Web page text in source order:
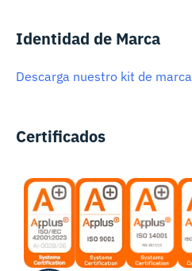
Identidad de Marca
Descarga nuestro kit de marca
Certificados